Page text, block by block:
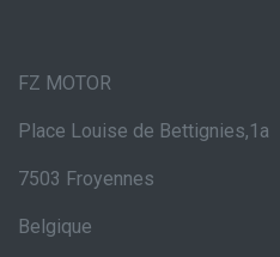
FZ MOTOR
Place Louise de Bettignies,1a
7503 Froyennes
Belgique